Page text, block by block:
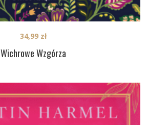
Wichrowe Wzgórza
34,99 zł